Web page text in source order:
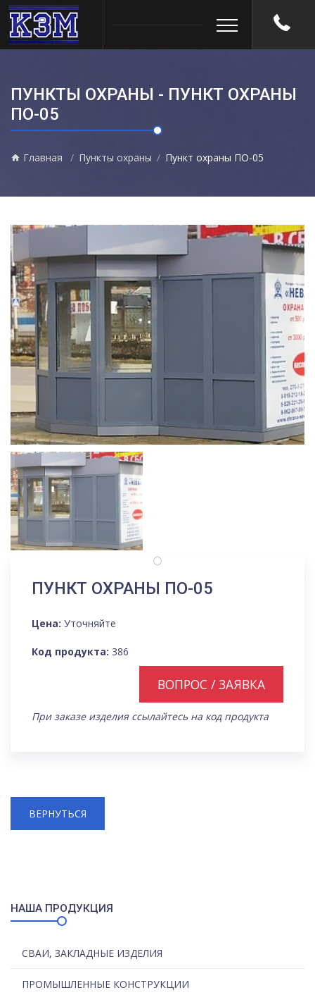
ПУНКТЫ ОХРАНЫ - ПУНКТ ОХРАНЫ
ПО-05
Главная Пункты охраны Пункт охраны ПО-05
ПУНКТ ОХРАНЫ ПО-05
Цена: Уточняйте
Код продукта: 386
ВОПРОС / ЗАЯВКА
При заказе изделия ссылайтесь на код продукта
ВЕРНУТЬСЯ
НАША ПРОДУКЦИЯ
СВАИ, ЗАКЛАДНЫЕ ИЗДЕЛИЯ
ПРОМЫШЛЕННЫЕ КОНСТРУКЦИИ